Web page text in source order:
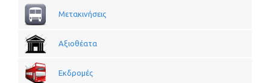
Μετακινήσεις
Αξιοθέατα
Εκδρομές